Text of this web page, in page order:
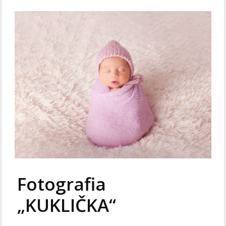
Fotografia
„KUKLIČKA“